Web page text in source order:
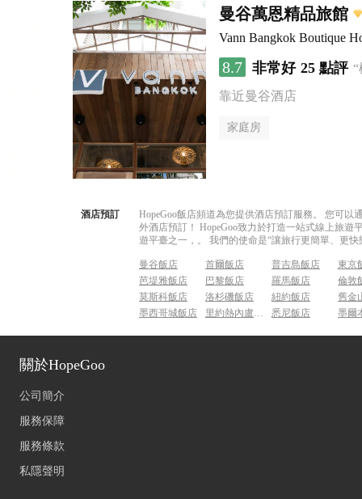
曼谷萬恩精品旅館
Vann Bangkok Boutique
8.7 非常好 25 點評
靠近曼谷酒店
家庭房
酒店預訂
HopeGoo飯店頻道為您提供酒店預訂服務。 您可
外酒店預訂！ HopeGoo致力於打造一站式線上旅
遊平臺之一，。 我們的使命是“讓旅行更簡單、更
曼谷飯店 首爾飯店 普吉島飯店
東京
芭堤雅飯店
巴黎飯店 羅馬飯店
倫敦
莫斯科飯店
洛杉磯飯店 紐約飯店
舊金
墨西哥城飯店
里約熱內盧飯店 悉尼飯店 墨爾
關於HopeGoo
公司簡介
服務保障
服務條款
私隱聲明